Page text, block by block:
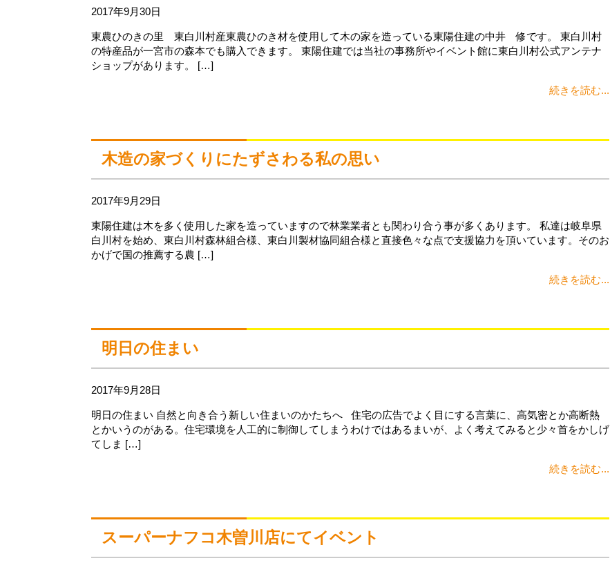
2017年9月30日
東農ひのきの里 東白川村産東農ひのき材を使用して木の家を造っている東陽住建の中井 修です。 東白川村
の特産品が一宮市の森本でも購入できます。 東陽住建では当社の事務所やイベント館に東白川村公式アンテナ
ショップがあります。 […]
続きを読む...
木造の家づくりにたずさわる私の思い
2017年9月29日
東陽住建は木を多く使用した家を造っていますので林業業者とも関わり合う事が多くあります。 私達は岐阜県
白川村を始め、東白川村森林組合様、東白川製材協同組合様と直接色々な点で支援協力を頂いています。そのお
かげで国の推薦する農 […]
続きを読む...
明日の住まい
2017年9月28日
明日の住まい 自然と向き合う新しい住まいのかたちへ 住宅の広告でよく目にする言葉に、高気密とか高断熱
とかいうのがある。住宅環境を人工的に制御してしまうわけではあるまいが、よく考えてみると少々首をかしげ
てしま […]
続きを読む...
スーパーナフコ木曽川店にてイベント